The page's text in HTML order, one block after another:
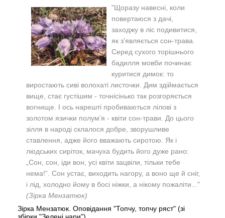
"Щоразу навесні, коли
повертаюся з дачі,
заходжу в ліс подивитися,
як з’являється сон-трава.
Серед сухого торішнього
бадилля мовби починає
куритися димок: то
виростають сиві волохаті листочки. Дим здіймається
вище, стає густішим - точнісінько так розгоряється
вогнище. І ось нарешті пробиваються лілові з
золотом язички полум’я - квіти сон-трави. До цього
зілля в народі склалося добре, зворушливе
ставлення, адже його вважають сиротою. Як і
людських сиріток, мачуха будить його дуже рано:
„Сон, сон, іди вон, усі квіти зацвіли, тільки тебе
нема!”. Сон устає, виходить нагору, а воно ще й сніг,
і лід, холодно йому в босі ніжки, а нікому пожаліти..."
(Зірка Мензатюк)
Зірка Мензатюк. Оповідання "Топчу, топчу ряст" (зі